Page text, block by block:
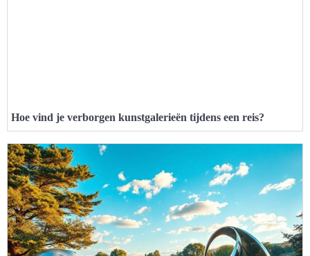
Hoe vind je verborgen kunstgalerieën tijdens een reis?